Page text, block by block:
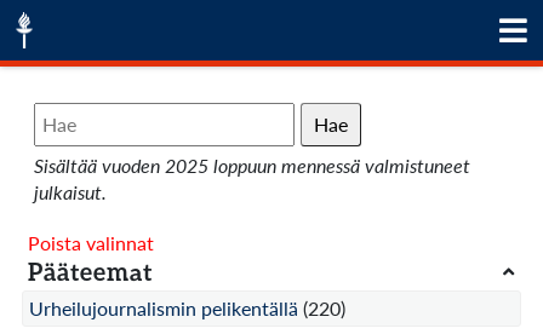
Hae
Sisältää vuoden 2025 loppuun mennessä valmistuneet
julkaisut.
Poista valinnat
Pääteemat
Urheilujournalismin pelikentällä (220)